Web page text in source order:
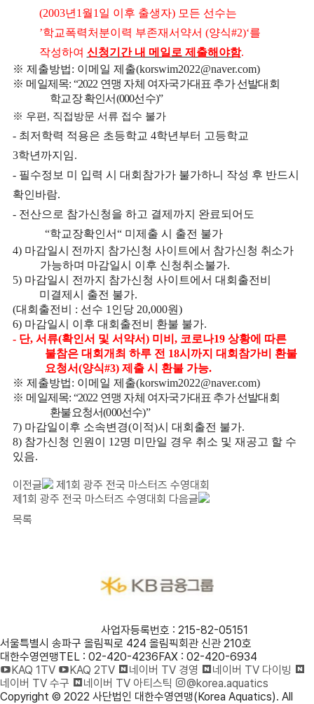
(2003년 1 월1 일 이후 출생자) 모든 선수는
’학교폭력처분이력 부존재서약서 (양식#2)‘를
작성하여 신청기간 내 메일로 제출해야함.
※ 제출방법: 이메일 제출(korswim2022@naver.com)
※ 메일제목: “2022 연맹 자체 여자국가대표 추가 선발대회
학교장 확인서(000선수)”
※ 우편 , 직접방문 서류 접수 불가
- 최저학력 적용은 초등학교 4학년부터 고등학교
3학년까지임.
- 필수정보 미 입력 시 대회참가가 불가하니 작성 후 반드시
확인바람.
- 전산으로 참가신청을 하고 결제까지 완료되어도
“학교장확인서“ 미제출 시 출전 불가
4) 마감일시 전까지 참가신청 사이트에서 참가신청 취소가
가능하며 마감일시 이후 신청취소불가.
5) 마감일시 전까지 참가신청 사이트에서 대회출전비
미결제시 출전 불가.
(대회출전비 : 선수 1 인당 20,000원)
6) 마감일시 이후 대회출전비 환불 불가.
- 단, 서류(확인서 및 서약서) 미비 , 코로나19 상황에 따른
불참은 대회개최 하루 전 18시까지 대회참가비 환불
요청서(양식#3)제출 시 환불 가능.
※ 제출방법: 이메일 제출(korswim2022@naver.com)
※ 메일제목: “2022 연맹 자체 여자국가대표 추가 선발대회
환불요청서(000선수)”
7) 마감일이후 소속변경(이적)시 대회출전 불가.
8) 참가신청 인원이 12명 미만일 경우 취소 및 재공고 할 수
있음.
이전글
제1회 광주 전국 마스터즈 수영대회
제1회 광주 전국 마스터즈 수영대회 다음글
목록
사업자등록번호 : 215-82-05151
서울특별시 송파구 올림픽로 424 올림픽회관 신관 210호
대한수영연맹TEL : 02-420-4236FAX : 02-420-6934
KAQ 1TV
KAQ 2TV 네이버 TV 경영
네이버 TV 다이빙
네이버 TV 수구
네이버 TV 아티스틱
@korea.aquatics
Copyright © 2022 사단법인 대한수영연맹(Korea Aquatics). All